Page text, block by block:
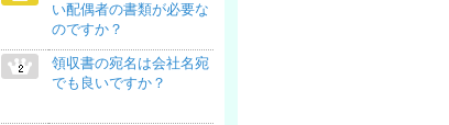
い配偶者の書類が必要な
のですか？
領収書の宛名は会社名宛
でも良いですか？